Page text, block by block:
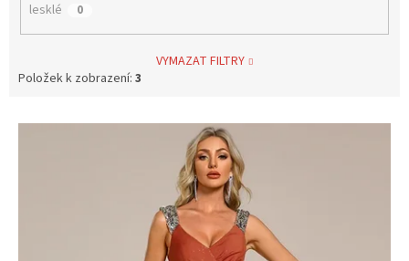
lesklé 0
VYMAZAT FILTRY
Položek k zobrazení: 3
V